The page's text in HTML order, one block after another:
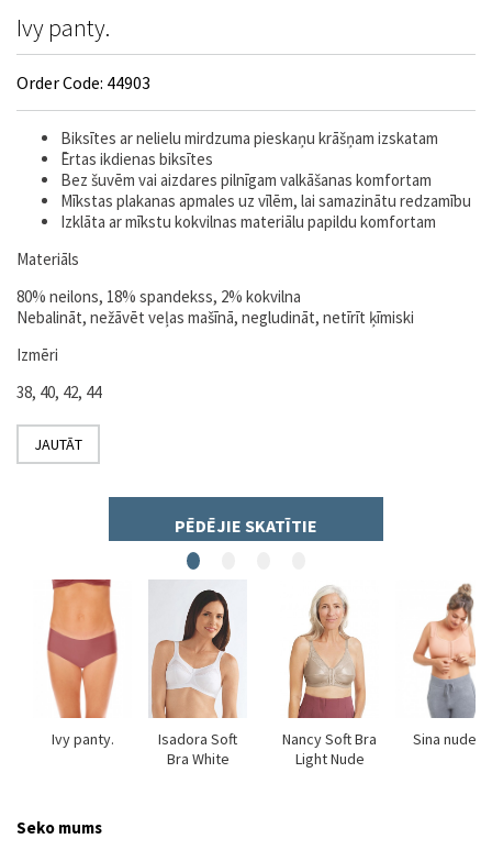
Ivy panty.
Order Code: 44903
Biksītes ar nelielu mirdzuma pieskaņu krāšņam izskatam
Ērtas ikdienas biksītes
Bez šuvēm vai aizdares pilnīgam valkāšanas komfortam
Mīkstas plakanas apmales uz vīlēm, lai samazinātu redzamību
Izklāta ar mīkstu kokvilnas materiālu papildu komfortam
Materiāls
80% neilons, 18% spandekss, 2% kokvilna
Nebalināt, nežāvēt veļas mašīnā, negludināt, netīrīt ķīmiski
Izmēri
38, 40, 42, 44
JAUTĀT
PĒDĒJIE SKATĪTIE
Ivy panty.
Isadora Soft
Bra White
Nancy Soft Bra
Light Nude
Sina nude
Seko mums